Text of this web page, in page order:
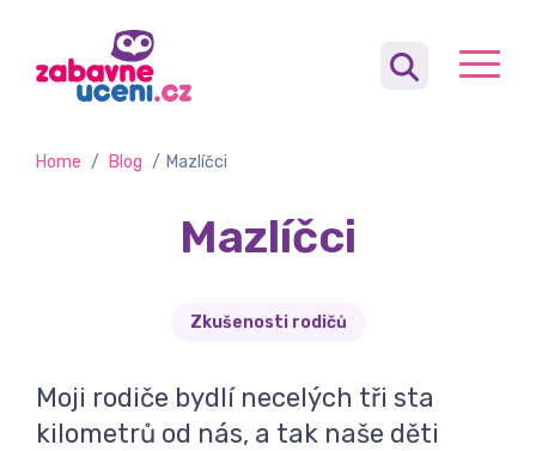
Home / Blog / ​Mazlíčci
​Mazlíčci
Zkušenosti rodičů
Moji rodiče bydlí necelých tři sta
kilometrů od nás, a tak naše děti